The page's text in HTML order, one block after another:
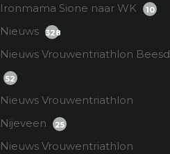
Ironmama Sione naar WK 10
Nieuws 328
Nieuws Vrouwentriathlon Beesd
52
Nieuws Vrouwentriathlon
Nijeveen
25
Nieuws Vrouwentriathlon